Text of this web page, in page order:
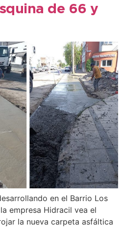
de 66 y
en el Barrio Los
empresa Hidracil vea el
la nueva carpeta asfáltica